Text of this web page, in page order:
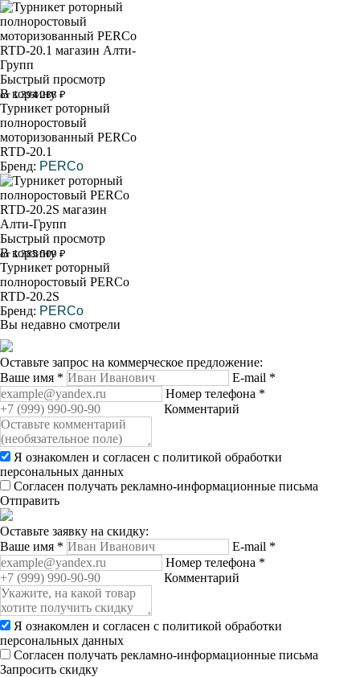
Быстрый просмотр
В корзину
от 1 394 288 ₽
Турникет роторный
полноростовый
моторизованный PERCo
RTD-20.1
Бренд: PERCo
Быстрый просмотр
В корзину
от 1 385 509 ₽
Турникет роторный
полноростовый PERCo
RTD-20.2S
Бренд: PERCo
Вы недавно смотрели
Оставьте запрос на коммерческое предложение:
Ваше имя * E-mail *
Номер телефона *
Комментарий
Я ознакомлен и согласен с политикой обработки
персональных данных
Согласен получать рекламно-информационные письма
Отправить
Оставьте заявку на скидку:
Ваше имя * E-mail *
Номер телефона *
Комментарий
Я ознакомлен и согласен с политикой обработки
персональных данных
Согласен получать рекламно-информационные письма
Запросить скидку